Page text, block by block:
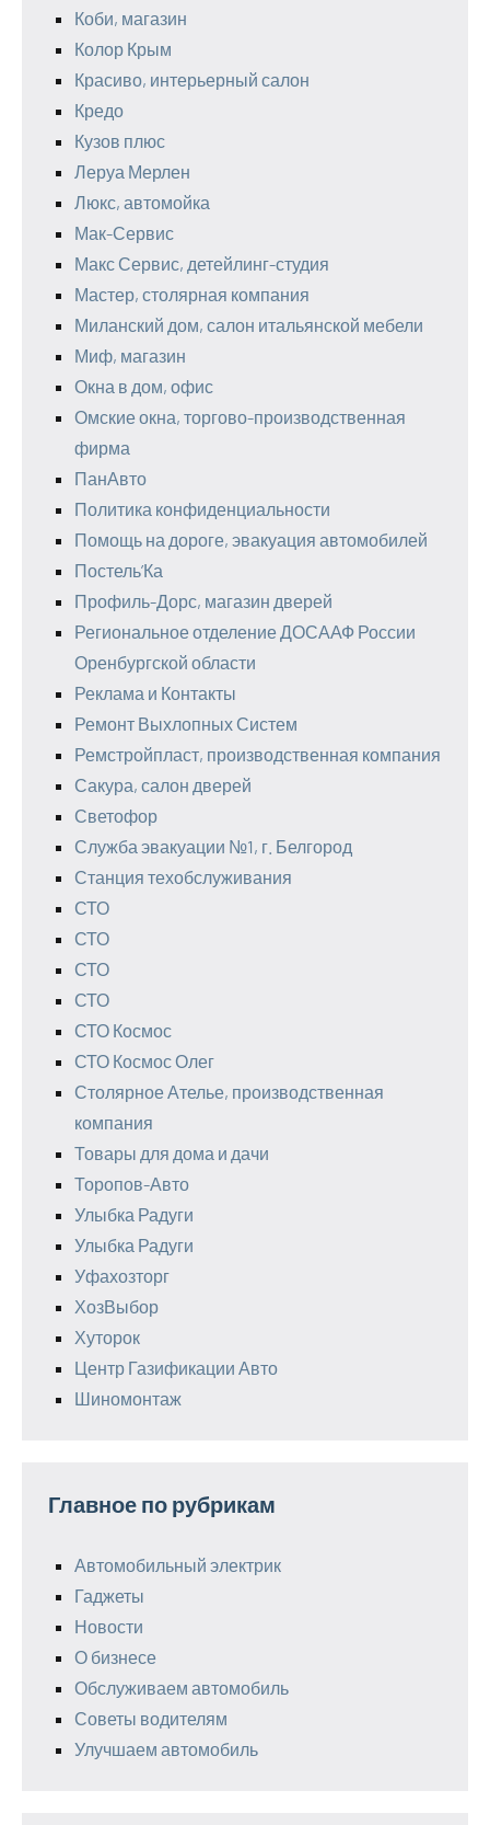
Коби, магазин
Колор Крым
Красиво, интерьерный салон
Кредо
Кузов плюс
Леруа Мерлен
Люкс, автомойка
Мак-Сервис
Макс Сервис, детейлинг-студия
Мастер, столярная компания
Миланский дом, салон итальянской мебели
Миф, магазин
Окна в дом, офис
Омские окна, торгово-производственная
фирма
ПанАвто
Политика конфиденциальности
Помощь на дороге, эвакуация автомобилей
Постель’Ка
Профиль-Дорс, магазин дверей
Региональное отделение ДОСААФ России
Оренбургской области
Реклама и Контакты
Ремонт Выхлопных Систем
Ремстройпласт, производственная компания
Сакура, салон дверей
Светофор
Служба эвакуации №1, г. Белгород
Станция техобслуживания
СТО
СТО
СТО
СТО
СТО Космос
СТО Космос Олег
Столярное Ателье, производственная
компания
Товары для дома и дачи
Торопов-Авто
Улыбка Радуги
Улыбка Радуги
Уфахозторг
ХозВыбор
Хуторок
Центр Газификации Авто
Шиномонтаж
Главное по рубрикам
Автомобильный электрик
Гаджеты
Новости
О бизнесе
Обслуживаем автомобиль
Советы водителям
Улучшаем автомобиль